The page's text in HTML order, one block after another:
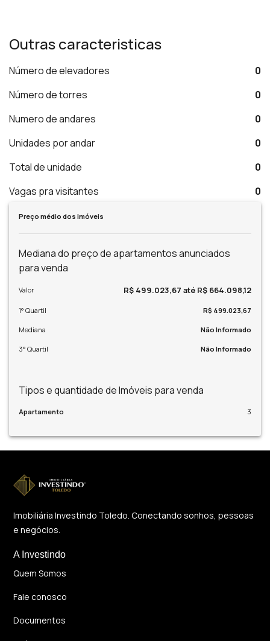
Outras caracteristicas
Número de elevadores
0
Número de torres
0
Numero de andares
0
Unidades por andar
0
Total de unidade
0
Vagas pra visitantes
0
Preço médio dos imóveis
Mediana do preço de apartamentos anunciados
para venda
Valor R$ 499.023,67 até R$ 664.098,12
1° Quartil R$ 499.023,67
Mediana Não Informado
3° Quartil Não Informado
Tipos e quantidade de Imóveis para venda
Apartamento 3
Imobiliária Investindo Toledo. Conectando sonhos, pessoas
e negócios.
A Investindo
Quem Somos
Fale conosco
Documentos